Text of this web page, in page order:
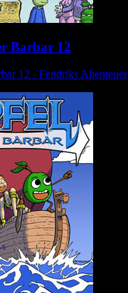
Barbar 12
12 - Fendriks Abenteuer